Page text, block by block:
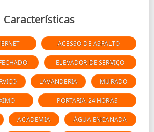
Características
ACESSO DE ASFALTO
ELEVADOR DE SERVIÇO
LAVANDERIA MURADO
PORTARIA 24 HORAS
ACADEMIA ÁGUA ENCANADA